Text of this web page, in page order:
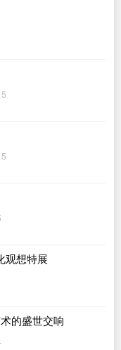
5
5
观想特展
术的盛世交响